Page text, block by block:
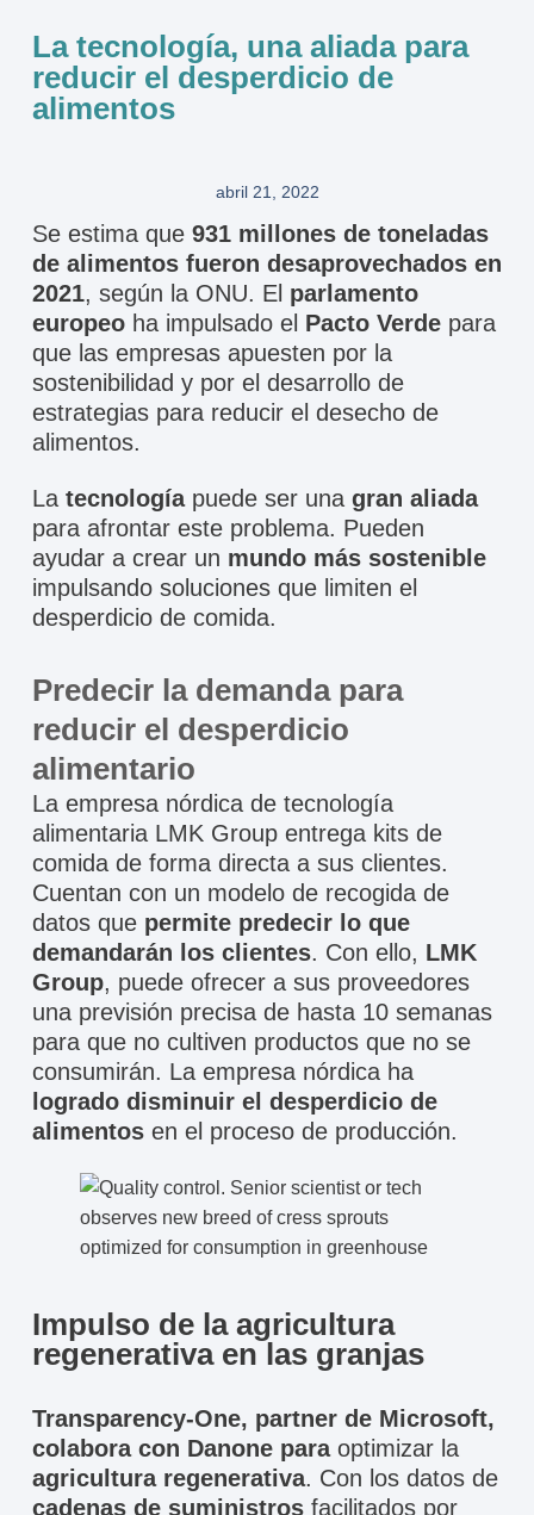
La tecnología, una aliada para
reducir el desperdicio de
alimentos
abril 21, 2022
Se estima que 931 millones de toneladas
de alimentos fueron desaprovechados en
2021, según la ONU. El parlamento
europeoha impulsado el Pacto Verdepara
que las empresas apuesten por la
sostenibilidad y por el desarrollo de
estrategias para reducir el desecho de
alimentos.
La tecnologíapuede ser una gran aliada
para afrontar este problema. Pueden
ayudar a crear un mundo más sostenible
impulsando soluciones que limiten el
desperdicio de comida.
Predecir la demanda para
reducir el desperdicio
alimentario
La empresa nórdica de tecnología
alimentaria LMK Group entrega kits de
comida de forma directa a sus clientes.
Cuentan con un modelo de recogida de
datos que permite predecir lo que
demandarán los clientes. Con ello, LMK
Group, puede ofrecer a sus proveedores
una previsión precisa de hasta 10 semanas
para que no cultiven productos que no se
consumirán. La empresa nórdica ha
logrado disminuir el desperdicio de
alimentosen el proceso de producción.
Impulso de la agricultura
regenerativa en las granjas
Transparency-One, partner de Microsoft,
colabora con Danone paraoptimizar la
agricultura regenerativa. Con los datos de
cadenas de suministrosfacilitados por